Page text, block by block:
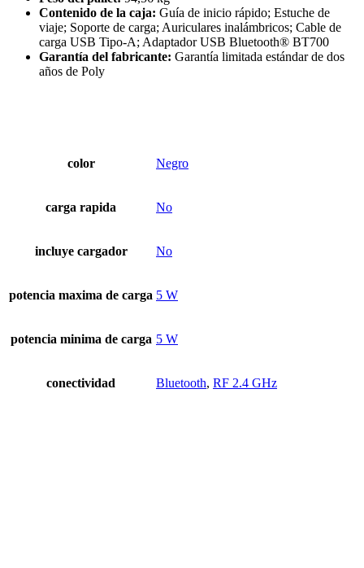
Contenido de la caja: Guía de inicio rápido; Estuche de
viaje; Soporte de carga; Auriculares inalámbricos; Cable de
carga USB Tipo-A; Adaptador USB Bluetooth® BT700
Garantía del fabricante: Garantía limitada estándar de dos
años de Poly
color Negro
carga rapida No
incluye cargador No
potencia maxima de carga 5 W
potencia minima de carga 5 W
conectividad Bluetooth, RF 2.4 GHz